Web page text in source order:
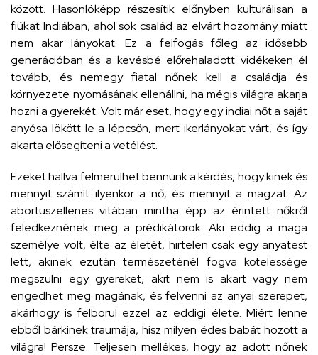
között. Hasonlóképp részesítik előnyben kulturálisan a
fiúkat Indiában, ahol sok család az elvárt hozomány miatt
nem akar lányokat. Ez a felfogás főleg az idősebb
generációban és a kevésbé előrehaladott vidékeken él
tovább, és nemegy fiatal nőnek kell a családja és
környezete nyomásának ellenállni, ha mégis világra akarja
hozni a gyerekét. Volt már eset, hogy egy indiai nőt a saját
anyósa lökött le a lépcsőn, mert ikerlányokat várt, és így
akarta elősegíteni a vetélést.
Ezeket hallva felmerülhet bennünk a kérdés, hogy kinek és
mennyit számít ilyenkor a nő, és mennyit a magzat. Az
abortuszellenes vitában mintha épp az érintett nőkről
feledkeznének meg a prédikátorok. Aki eddig a maga
személye volt, élte az életét, hirtelen csak egy anyatest
lett, akinek ezután természeténél fogva kötelessége
megszülni egy gyereket, akit nem is akart vagy nem
engedhet meg magának, és felvenni az anyai szerepet,
akárhogy is felborul ezzel az eddigi élete. Miért lenne
ebből bárkinek traumája, hisz milyen édes babát hozott a
világra! Persze. Teljesen mellékes, hogy az adott nőnek